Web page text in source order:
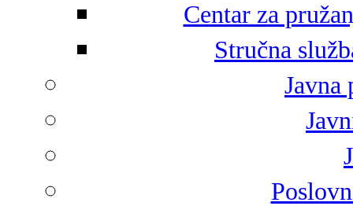
Centar za
Stručna
Javna